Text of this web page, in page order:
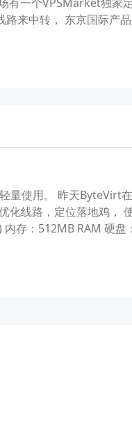
来中转， 东京国际产
量使用。 昨天ByteVirt
化线路，定位落地鸡，
内存：512MB RAM 硬盘